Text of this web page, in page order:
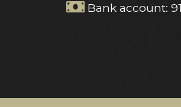
Bank account: